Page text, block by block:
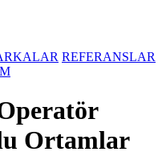
REFERANSLAR
Ortamlar